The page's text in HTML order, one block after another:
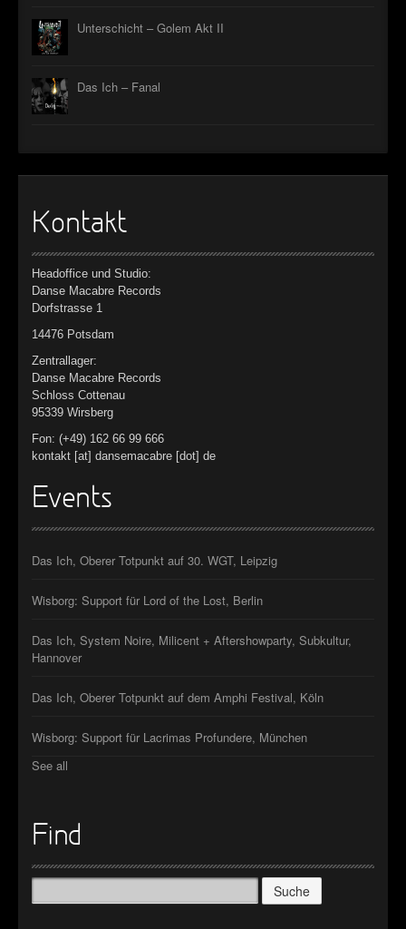
Unterschicht – Golem Akt II
Das Ich – Fanal
Kontakt
Headoffice und Studio:
Danse Macabre Records
Dorfstrasse 1
14476 Potsdam
Zentrallager:
Danse Macabre Records
Schloss Cottenau
95339 Wirsberg
Fon: (+49) 162 66 99 666
kontakt [at] dansemacabre [dot] de
Events
Das Ich, Oberer Totpunkt auf 30. WGT, Leipzig
Wisborg: Support für Lord of the Lost, Berlin
Das Ich, System Noire, Milicent + Aftershowparty, Subkultur,
Hannover
Das Ich, Oberer Totpunkt auf dem Amphi Festival, Köln
Wisborg: Support für Lacrimas Profundere, München
See all
Find
Suche
nach: